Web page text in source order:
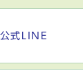
式LINE